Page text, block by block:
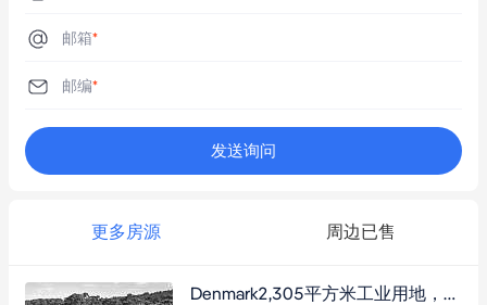
邮箱*
邮编*
发送询问
更多房源 周边已售
Denmark2,305平方米工业用地，292平方米仓库，办公存储兼备，邻近市中心。